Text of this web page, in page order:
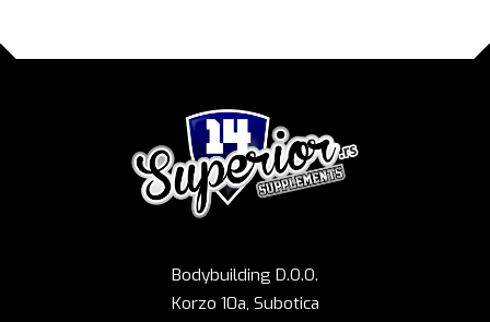
Bodybuilding D.O.O.
Korzo 10a, Subotica